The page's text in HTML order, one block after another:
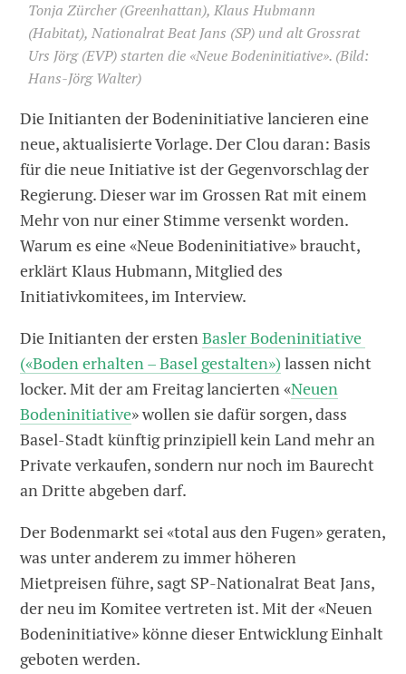
Tonja Zürcher (Greenhattan), Klaus Hubmann
(Habitat), Nationalrat Beat Jans (SP) und alt Grossrat
Urs Jörg (EVP) starten die «Neue Bodeninitiative». (Bild:
Hans-Jörg Walter)
Die Initianten der Bodeninitiative lancieren eine
neue, aktualisierte Vorlage. Der Clou daran: Basis
für die neue Initiative ist der Gegenvorschlag der
Regierung. Dieser war im Grossen Rat mit einem
Mehr von nur einer Stimme versenkt worden.
Warum es eine «Neue Bodeninitiative» braucht,
erklärt Klaus Hubmann, Mitglied des
Initiativkomitees, im Interview.
Die Initianten der erstenBasler Bodeninitiative
(«Boden erhalten – Basel gestalten») lassen nicht
locker. Mit der am Freitag lancierten «Neuen
Bodeninitiative» wollen sie dafür sorgen, dass
Basel-Stadt künftig prinzipiell kein Land mehr an
Private verkaufen, sondern nur noch im Baurecht
an Dritte abgeben darf.
Der Bodenmarkt sei «total aus den Fugen» geraten,
was unter anderem zu immer höheren
Mietpreisen führe, sagt SP-Nationalrat Beat Jans,
der neu im Komitee vertreten ist. Mit der «Neuen
Bodeninitiative» könne dieser Entwicklung Einhalt
geboten werden.